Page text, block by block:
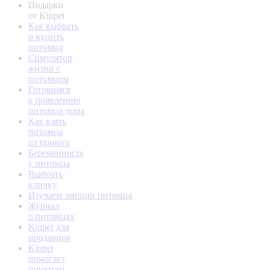
Подарки
от Kinpet
Как выбрать
и купить
питомца
Симулятор
жизни с
питомцем
Готовимся
к появлению
питомца дома
Как взять
питомца
из приюта
Беременность
у питомца
Выбрать
кличку
Изучаем эмоции питомца
Журнал
о питомцах
Kinpet для
продавцов
Kinpet
помогает